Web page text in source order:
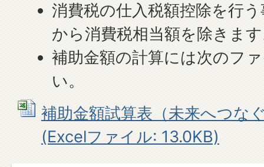
消費税の仕入税額控除を行
から消費税相当額を除きま
補助金額の計算には次のフ
い。
補助金額試算表（未来へつな
(Excelファイル: 13.0KB)